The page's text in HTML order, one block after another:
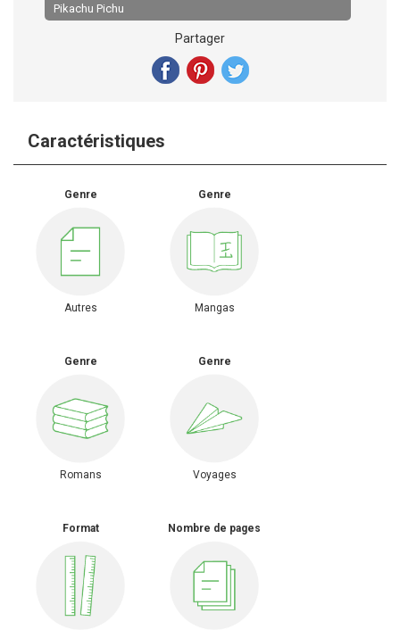
Pikachu Pichu
Partager
Caractéristiques
Genre
Autres
Genre
Mangas
Genre
Romans
Genre
Voyages
Format Nombre de pages